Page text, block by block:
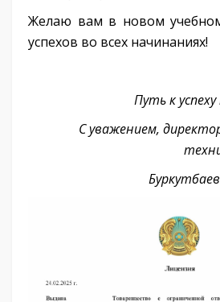
Желаю вам в новом
успехов во всех начинаниях!
Путь к
С уважением,